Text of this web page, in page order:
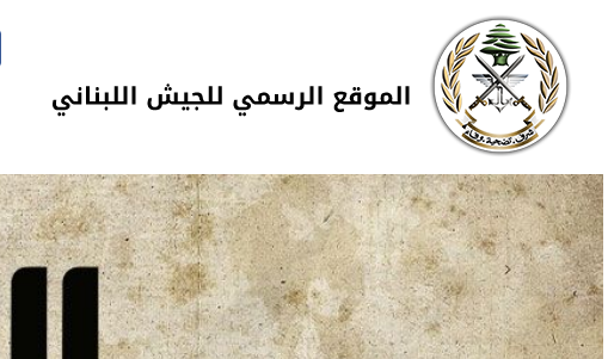
تجاوز إلى المحتوى الرئيسي
Skip to navigation